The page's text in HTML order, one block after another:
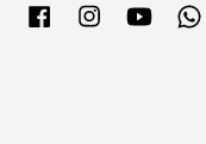
Facebook InstagramYouTube